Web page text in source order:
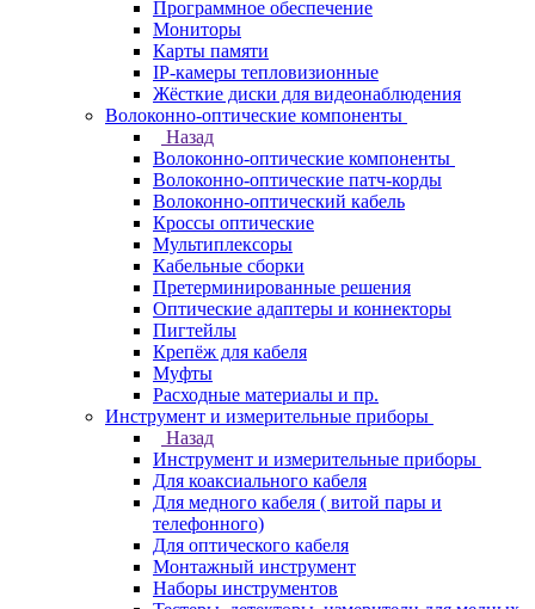
Программное обеспечение
Мониторы
Карты памяти
IP-камеры тепловизионные
Жёсткие диски для видеонаблюдения
Волоконно-оптические компоненты
Назад
Волоконно-оптические компоненты
Волоконно-оптические патч-корды
Волоконно-оптический кабель
Кроссы оптические
Мультиплексоры
Кабельные сборки
Претерминированные решения
Оптические адаптеры и коннекторы
Пигтейлы
Крепёж для кабеля
Муфты
Расходные материалы и пр.
Инструмент и измерительные приборы
Назад
Инструмент и измерительные приборы
Для коаксиального кабеля
Для медного кабеля ( витой пары и
телефонного)
Для оптического кабеля
Монтажный инструмент
Наборы инструментов